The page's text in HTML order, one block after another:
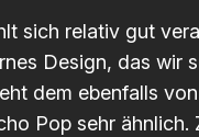
sich relativ gut
Design, das wir
dem ebenfalls
Pop sehr ähnlich.